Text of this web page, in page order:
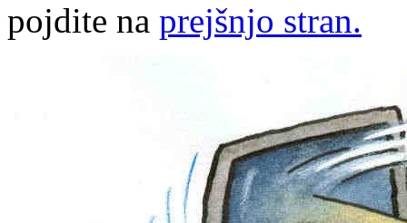
pojdite na prejšnjo stran.